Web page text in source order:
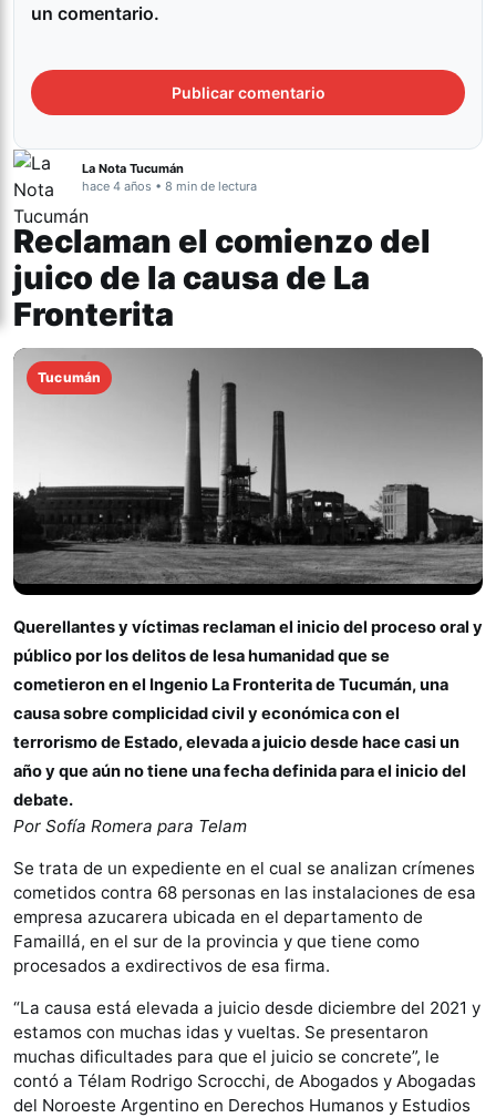
un comentario.
La Nota Tucumán
hace 4 años • 8 min de lectura
Reclaman el comienzo del
juico de la causa de La
Fronterita
Tucumán
Querellantes y víctimas reclaman el inicio del proceso oral y
público por los delitos de lesa humanidad que se
cometieron en el Ingenio La Fronterita de Tucumán, una
causa sobre complicidad civil y económica con el
terrorismo de Estado, elevada a juicio desde hace casi un
año y que aún no tiene una fecha definida para el inicio del
debate.
Por Sofía Romera para Telam
Se trata de un expediente en el cual se analizan crímenes
cometidos contra 68 personas en las instalaciones de esa
empresa azucarera ubicada en el departamento de
Famaillá, en el sur de la provincia y que tiene como
procesados a exdirectivos de esa firma.
“La causa está elevada a juicio desde diciembre del 2021 y
estamos con muchas idas y vueltas. Se presentaron
muchas dificultades para que el juicio se concrete”, le
contó a Télam Rodrigo Scrocchi, de Abogados y Abogadas
del Noroeste Argentino en Derechos Humanos y Estudios